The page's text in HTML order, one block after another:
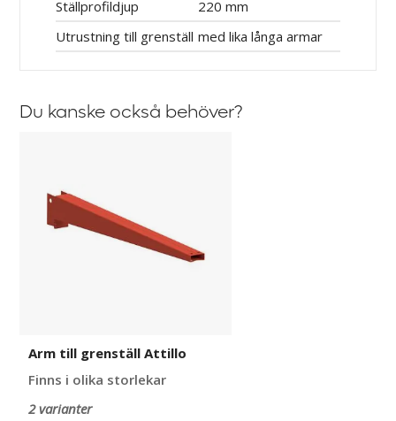
Ställprofildjup
220 mm
Utrustning till grenställ med lika långa armar
Du kanske också behöver?
Attillo
Arm till grenställ Attillo
Finns i olika storlekar
2 varianter